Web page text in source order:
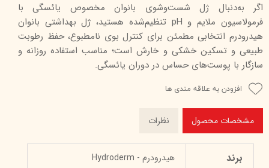
اگر به‌دنبال ژل شست‌وشوی بانوان مخصوص یائسگی با
فرمولاسیون ملایم و pH تنظیم‌شده هستید، ژل بهداشتی بانوان
هیدرودرم انتخابی مطمئن برای کنترل بوی نامطبوع، حفظ رطوبت
طبیعی و تسکین خشکی و خارش است؛ مناسب استفاده روزانه و
سازگار با پوست‌های حساس در دوران یائسگی.
افزودن به علاقه مندی ها
مشخصات محصول نظرات
برند هیدرودرم - Hydroderm